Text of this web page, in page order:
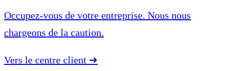
Occupez-vous de votre entreprise. Nous nous
chargeons de la caution.
Vers le centre client ➔